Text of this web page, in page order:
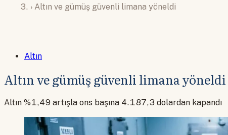
› Altın ve gümüş güvenli limana yöneldi
Altın
Altın ve gümüş güvenli limana yöneldi
Altın %1,49 artışla ons başına 4.187,3 dolardan kapandı